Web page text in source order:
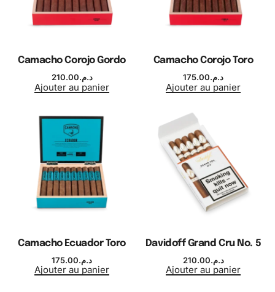
Camacho Corojo Gordo
د.م.210.00
Ajouter au panier
Camacho Corojo Toro
د.م.175.00
Ajouter au panier
Camacho Ecuador Toro
د.م.175.00
Ajouter au panier
Davidoff Grand Cru No. 5
د.م.210.00
Ajouter au panier